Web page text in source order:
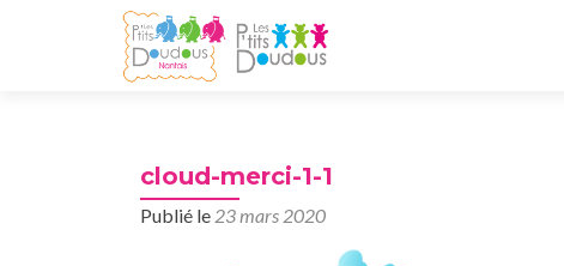
cloud-merci-1-1
Publié le 23 mars 2020